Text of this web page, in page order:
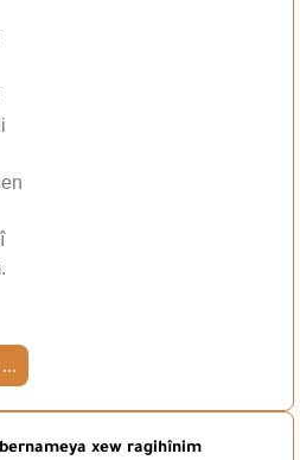
xew ragihînim